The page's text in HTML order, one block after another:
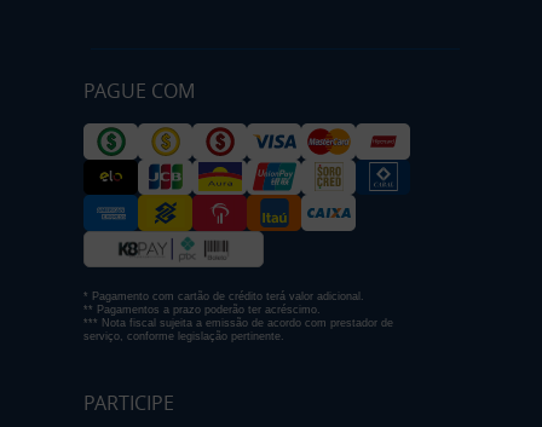
PAGUE COM
* Pagamento com cartão de crédito terá valor adicional.
** Pagamentos a prazo poderão ter acréscimo.
*** Nota fiscal sujeita a emissão de acordo com prestador de
serviço, conforme legislação pertinente.
PARTICIPE